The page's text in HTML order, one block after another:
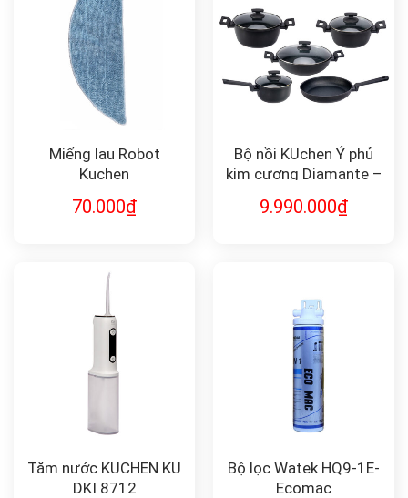
Miếng lau Robot
Kuchen
70.000₫
Bộ nồi KUchen Ý phủ
kim cương Diamante –
9.990.000₫
Tăm nước KUCHEN KU
DKI 8712
Bộ lọc Watek HQ9-1E-
Ecomac